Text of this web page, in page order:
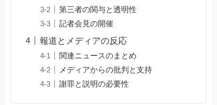
第三者の関与と透明性
記者会見の開催
報道とメディアの反応
関連ニュースのまとめ
メディアからの批判と支持
謝罪と説明の必要性